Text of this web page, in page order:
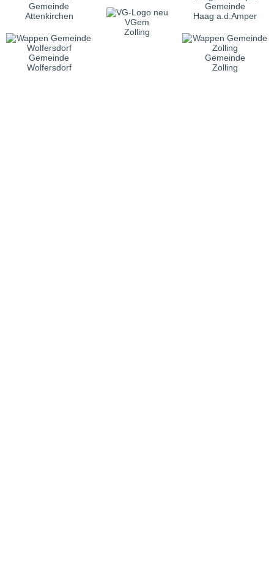
Gemeinde
Attenkirchen
VGem
Zolling
Gemeinde
Haag a.d.Amper
Gemeinde
Wolfersdorf
Gemeinde
Zolling